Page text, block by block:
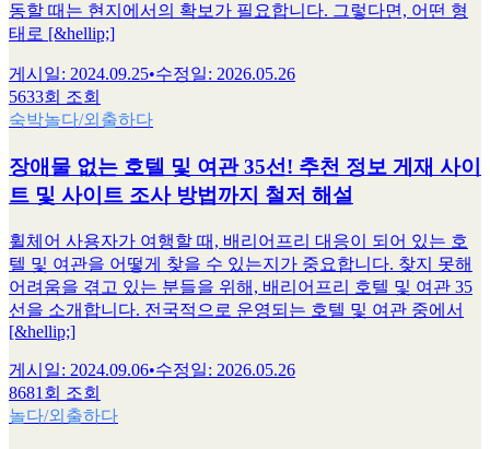
동할 때는 현지에서의 확보가 필요합니다. 그렇다면, 어떤 형
태로 [&hellip;]
게시일: 2024.09.25•수정일: 2026.05.26
5633회 조회
숙박놀다/외출하다
장애물 없는 호텔 및 여관 35선! 추천 정보 게재 사이
트 및 사이트 조사 방법까지 철저 해설
휠체어 사용자가 여행할 때, 배리어프리 대응이 되어 있는 호
텔 및 여관을 어떻게 찾을 수 있는지가 중요합니다. 찾지 못해
어려움을 겪고 있는 분들을 위해, 배리어프리 호텔 및 여관 35
선을 소개합니다. 전국적으로 운영되는 호텔 및 여관 중에서
[&hellip;]
게시일: 2024.09.06•수정일: 2026.05.26
8681회 조회
놀다/외출하다